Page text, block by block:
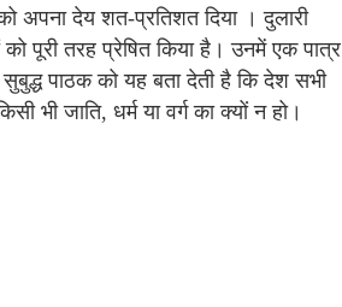
अपना देय शत-प्रतिशत दिया । दुलारी
पूरी तरह प्रेषित किया है। उनमें एक पात्र
पाठक को यह बता देती है कि देश सभी
भी जाति, धर्म या वर्ग का क्यों न हो।